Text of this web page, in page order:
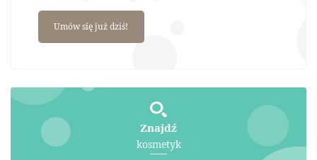
Umów się już dziś!
Znajdź
kosmetyk